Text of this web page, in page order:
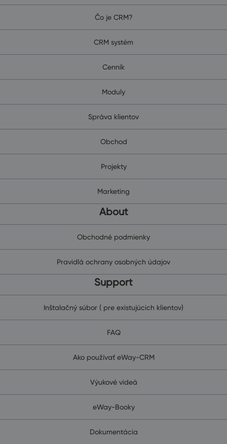
Čo je CRM?
CRM systém
Cenník
Moduly
Správa klientov
Obchod
Projekty
Marketing
About
Obchodné podmienky
Pravidlá ochrany osobných údajov
Support
Inštalačný súbor ( pre existujúcich klientov)
FAQ
Ako používať eWay-CRM
Výukové videá
eWay-Booky
Dokumentácia